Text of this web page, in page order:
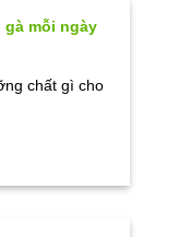
mỗi ngày
chất gì cho